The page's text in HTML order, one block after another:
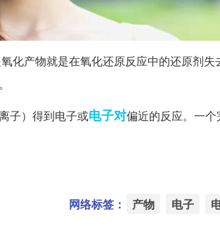
化产物就是在氧化还原反应中的还原剂失
子）得到电子或电子对偏近的反应。一
网络标签： 产物 电子